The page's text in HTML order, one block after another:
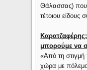
Θάλασσας) που
τέτοιου είδους
μπορούμε να
«Από τη στιγμή
χώρα με